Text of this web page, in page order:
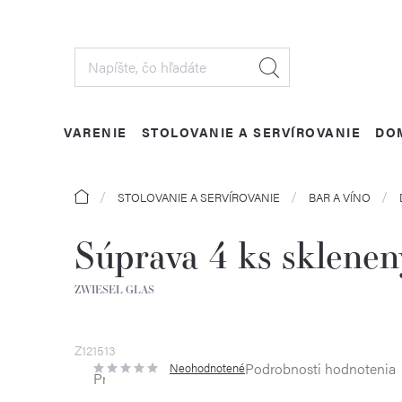
VARENIE STOLOVANIE A SERVÍROVANIE
DomovSTOLOVANIE A SERVÍROVANIE BAR A VÍNO
Súprava 4 ks
ZWIESEL GLAS
Z121513
Priemerné
hodnotenie
NeohodnotenéPodrobnosti hodnotenia